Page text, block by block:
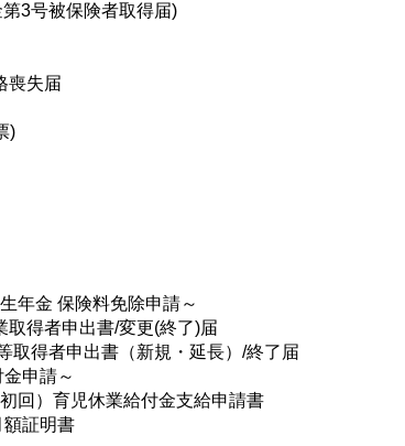
号被保険者取得届)
失届
)
金 保険料免除申請～
者申出書/変更(終了)届
者申出書（新規・延長）/終了届
申請～
）育児休業給付金支給申請書
証明書